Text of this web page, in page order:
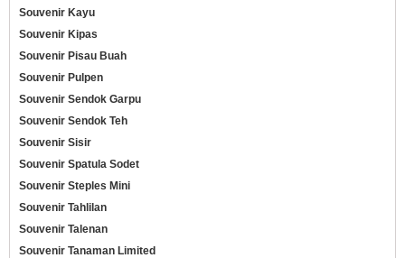
Souvenir Kayu
Souvenir Kipas
Souvenir Pisau Buah
Souvenir Pulpen
Souvenir Sendok Garpu
Souvenir Sendok Teh
Souvenir Sisir
Souvenir Spatula Sodet
Souvenir Steples Mini
Souvenir Tahlilan
Souvenir Talenan
Souvenir Tanaman Limited